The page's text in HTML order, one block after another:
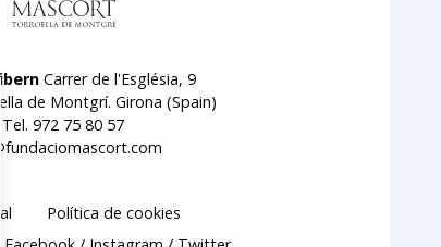
Carrer de l'Església, 9
de Montgrí. Girona (Spain)
Tel. 972 75 80 57
Política de cookies